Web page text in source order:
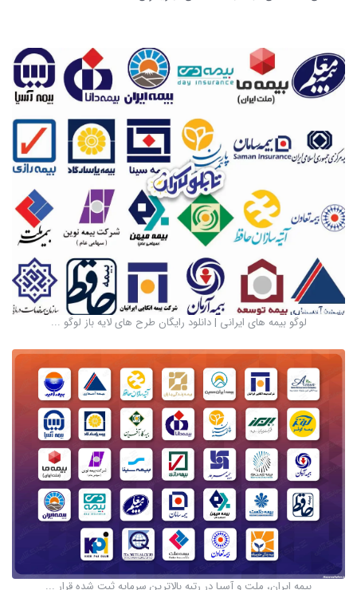
لوگو بیمه های ایرانی | دانلود رایگان طرح های لایه باز لوگو ...
بیمه ایران، ملت و آسیا در رتبه بالاترین سرمایه ثبت شده قرار ...